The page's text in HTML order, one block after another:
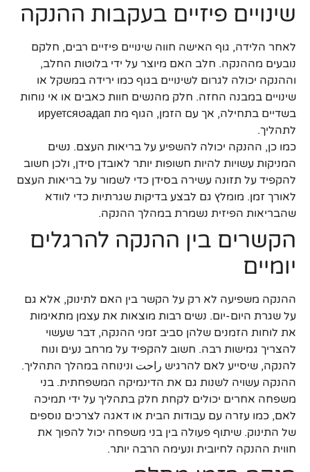
שינויים פיזיים בעקבות ההנקה
לאחר הלידה, גוף האישה חווה שינויים פיזיים רבים, חלקם
נובעים מההנקה. חלב האם מיוצר על ידי בלוטות החלב,
וההנקה יכולה לגרום לשינויים בגוף כמו ירידה במשקל או
שינויים במבנה החזה. חלק מהנשים חוות כאבים או אי נוחות
בשדיים בתחילה, אך עם הזמן, הגוף מת адапטируется
לתהליך.
כמו כן, ההנקה יכולה להשפיע על בריאות העצם. נשים
המניקות עשויות להיות חשופות יותר לאובדן סידן, ולכן חשוב
להקפיד על תזונה עשירה בסידן כדי לשמור על בריאות העצם
לאורך זמן. מומלץ גם לבצע בדיקות שגרתיות כדי לוודא
שהבריאות הפיזית נשמרת במהלך ההנקה.
הקשרים בין ההנקה להרגלים
יומיים
ההנקה משפיעה לא רק על הקשר בין האם לתינוק, אלא גם
על שגרת היום-יום. נשים רבות מוצאות את עצמן מתאימות
את לוחות הזמנים שלהן סביב זמני ההנקה, דבר שעשוי
להצריך גמישות רבה. חשוב להקפיד על מרחב נעים ונוח
להנקה, שיסייע לאם להרגיש راحت ונינוחה במהלך התהליך.
ההנקה עשויה לשנות גם את הדינמיקה המשפחתית. בני
משפחה אחרים יכולים לקחת חלק בתהליך על ידי תמיכה
לאם, כמו עזרה עם עבודות הבית או דאגה לצרכים נוספים
של התינוק. שיתוף פעולה בין בני משפחה יכול להפוך את
חווית ההנקה לחיובית ונעימה הרבה יותר.